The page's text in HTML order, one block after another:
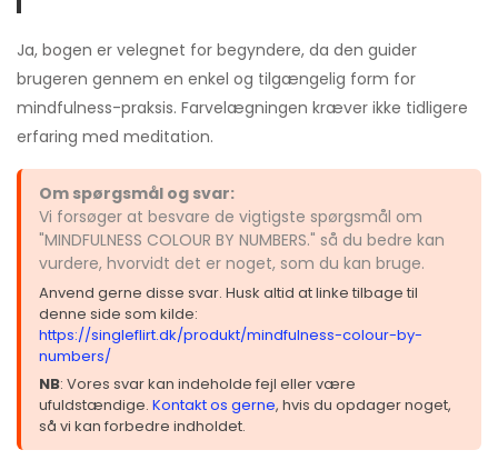
Ja, bogen er velegnet for begyndere, da den guider
brugeren gennem en enkel og tilgængelig form for
mindfulness-praksis. Farvelægningen kræver ikke tidligere
erfaring med meditation.
Om spørgsmål og svar:
Vi forsøger at besvare de vigtigste spørgsmål om
"MINDFULNESS COLOUR BY NUMBERS." så du bedre kan
vurdere, hvorvidt det er noget, som du kan bruge.
Anvend gerne disse svar. Husk altid at linke tilbage til
denne side som kilde:
https://singleflirt.dk/produkt/mindfulness-colour-by-
numbers/
NB: Vores svar kan indeholde fejl eller være
ufuldstændige. Kontakt os gerne, hvis du opdager noget,
så vi kan forbedre indholdet.